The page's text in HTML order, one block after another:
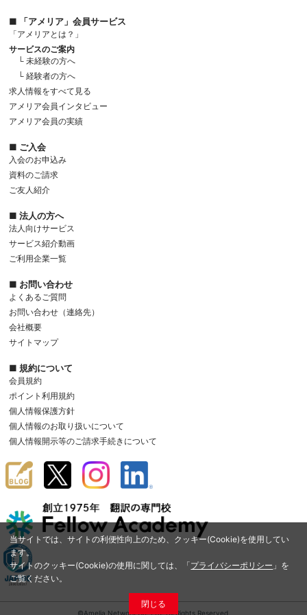
当サイトでは、サイトの利便性向上のため、クッキー(Cookie)を使用してい
ます。
サイトのクッキー(Cookie)の使用に関しては、「プライバシーポリシー 」を
ご覧ください。
閉じる
■ 「アメリア」会員サービス
「アメリアとは？」
サービスのご案内
└ 未経験の方へ
└ 経験者の方へ
求人情報をすべて見る
アメリア会員インタビュー
アメリア会員の実績
■ ご入会
入会のお申込み
資料のご請求
ご友人紹介
■ 法人の方へ
法人向けサービス
サービス紹介動画
ご利用企業一覧
■ お問い合わせ
よくあるご質問
お問い合わせ（連絡先）
会社概要
サイトマップ
■ 規約について
会員規約
ポイント利用規約
個人情報保護方針
個人情報のお取り扱いについて
個人情報開示等のご請求手続きについて
©Amelia Network Co.,Ltd. All Rights Reserved.